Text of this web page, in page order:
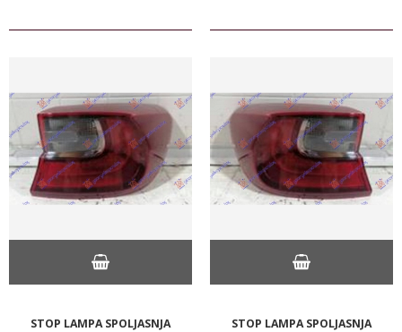
STOP LAMPA SPOLJASNJA STOP LAMPA SPOLJASNJA